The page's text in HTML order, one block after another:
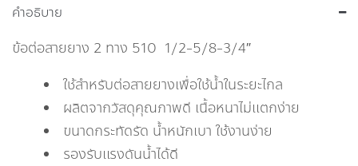
คำอธิบาย
ข้อต่อสายยาง 2 ทาง 510 1/2-5/8-3/4″
ใช้สำหรับต่อสายยางเพื่อใช้น้ำในระยะไกล
ผลิตจากวัสดุคุณภาพดี เนื้อหนาไม่แตกง่าย
ขนาดกระทัดรัด น้ำหนักเบา ใช้งานง่าย
รองรับแรงดันน้ำได้ดี